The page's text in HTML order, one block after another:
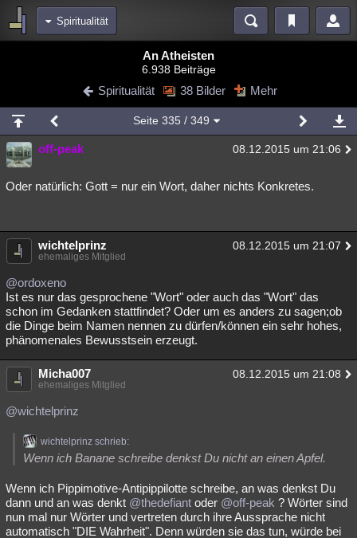
Spiritualität
Blogs Videos
Chat Wiki Neuigkeiten
meine Rubriken
Menschen Mystery Kriminalfälle
Spiritualität Verschwörungen Technologie Ufologie
weitere Rubriken
Philosophie Träume
Astronomie Helpdesk Gruppen Gaming Filme
Musik Clash Verbesserungen Allmystery English
Besucht Teilgenommen Geschlossen
Lesenswert
An Atheisten
6.938 Beiträge
Spiritualität 38 Bilder Mehr
Seite 335 / 349
off-peak 08.12.2015 um 21:06
Oder natürlich: Gott = nur ein Wort, daher nichts Konkretes.
wichtelprinz 08.12.2015 um 21:07
ehemaliges Mitglied
@ordoxeno
Ist es nur das gesprochene "Wort" oder auch das "Wort" das
schon im Gedanken stattfindet? Oder um es anders zu sagen;ob
die Dinge beim Namen nennen zu dürfen/können ein sehr hohes,
phänomenales Bewusstsein erzeugt.
Micha007 08.12.2015 um 21:08
ehemaliges Mitglied
@wichtelprinz
wichtelprinz schrieb:
Wenn ich Banane schreibe denkst Du nicht an einen Apfel.
Wenn ich Pippimotive-Antipippilotte schreibe, an was denkst Du
dann und an was denkt @thedefiant oder @off-peak ? Wörter sind
nun mal nur Wörter und vertreten durch ihre Aussprache nicht
automatisch "DIE Wahrheit". Denn würden sie das tun, würde bei